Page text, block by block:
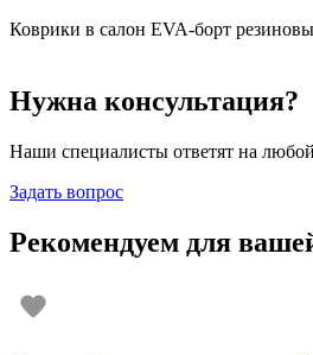
Коврики в салон EVA-борт
Нужна консультация?
Наши специалисты ответят на
Задать вопрос
Рекомендуем для